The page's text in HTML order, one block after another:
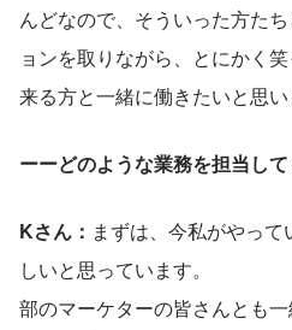
んどなので、そういった方た
ョンを取りながら、とにかく
来る方と一緒に働きたいと思い
ーーどのような業務を担当し
Kさん： まずは、今私がやっ
しいと思っています。
部のマーケターの皆さんとも